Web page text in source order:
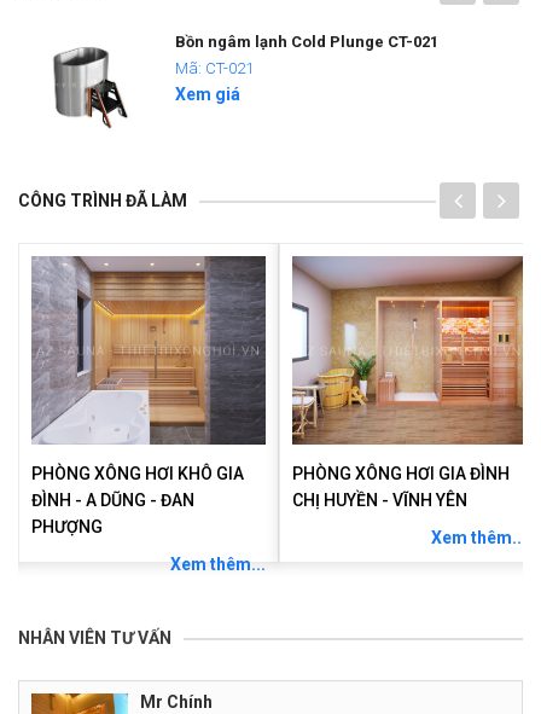
Bồn ngâm lạnh Cold Plunge CT-021
Mã: CT-021
Xem giá
CÔNG TRÌNH ĐÃ LÀM
PHÒNG XÔNG HƠI KHÔ GIA
ĐÌNH - A DŨNG - ĐAN
PHƯỢNG
Xem thêm...
PHÒNG XÔNG HƠI GIA ĐÌNH
CHỊ HUYỀN - VĨNH YÊN
Xem thêm...
NHÂN VIÊN TƯ VẤN
Mr Chính